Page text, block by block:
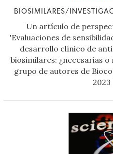
BIOSIMILARES/
Un artículo de
'Evaluaciones de
desarrollo clínico de
biosimilares: ¿necesarias
grupo de autores de
2023